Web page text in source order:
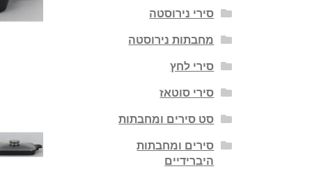
סירי נירוסטה
מחבתות נירוסטה
סירי לחץ
סירי סוטאז
סט סירים ומחבתות
סירים ומחבתות
היברידיים